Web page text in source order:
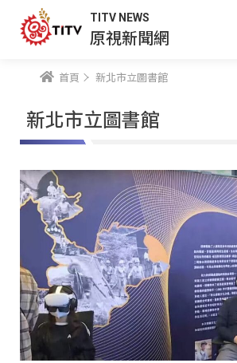
TITV NEWS
原視新聞網
首頁 新北市立圖書館
新北市立圖書館